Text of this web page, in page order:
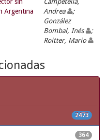
Argentina
Andrea
;
González
Bombal, Inés
;
Roitter, Mario
2473
364